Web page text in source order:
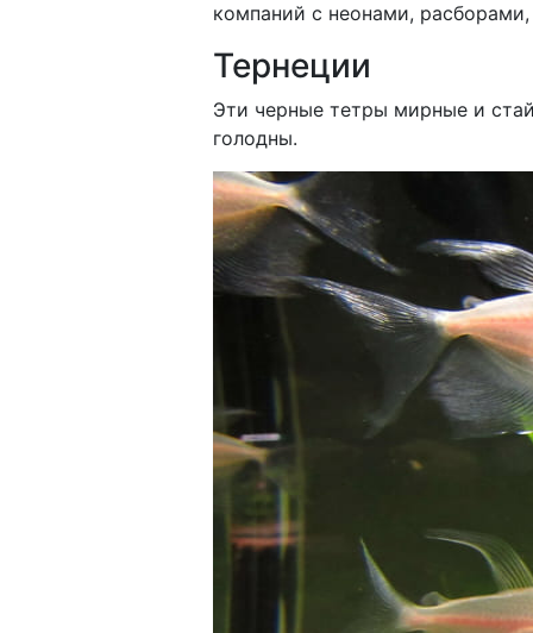
компаний с неонами,
Тернеции
Эти черные тетры мирные и
голодны.